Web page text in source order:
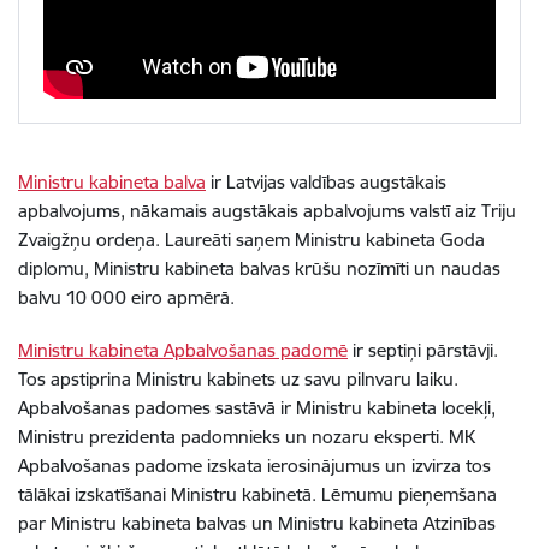
Ministru kabineta balva ir Latvijas valdības augstākais
apbalvojums, nākamais augstākais apbalvojums valstī aiz Triju
Zvaigžņu ordeņa. Laureāti saņem Ministru kabineta Goda
diplomu, Ministru kabineta balvas krūšu nozīmīti un naudas
balvu 10 000 eiro apmērā.
Ministru kabineta Apbalvošanas padomē ir septiņi pārstāvji.
Tos apstiprina Ministru kabinets uz savu pilnvaru laiku.
Apbalvošanas padomes sastāvā ir Ministru kabineta locekļi,
Ministru prezidenta padomnieks un nozaru eksperti. MK
Apbalvošanas padome izskata ierosinājumus un izvirza tos
tālākai izskatīšanai Ministru kabinetā. Lēmumu pieņemšana
par Ministru kabineta balvas un Ministru kabineta Atzinības